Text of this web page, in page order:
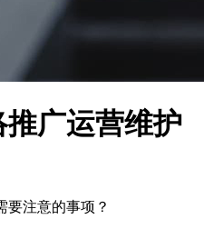
广运营维护
要注意的事项？